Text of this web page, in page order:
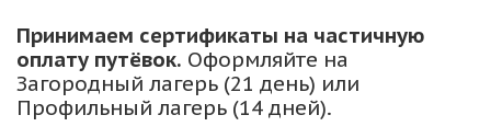
Принимаем сертификаты на частичную
оплату путёвок. Оформляйте на
Загородный лагерь (21 день) или
Профильный лагерь (14 дней).